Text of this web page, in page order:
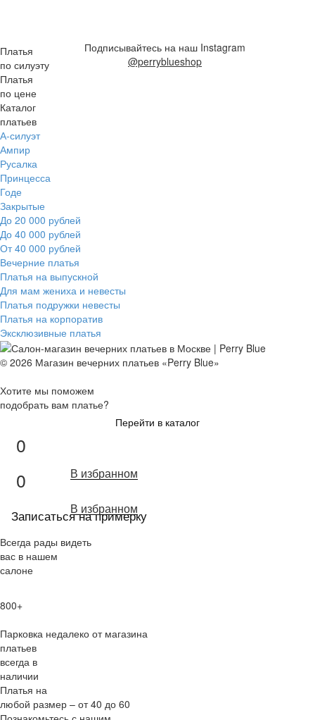
Подписывайтесь на наш Instagram
@perryblueshop
Платья
по силуэту
Платья
по цене
Каталог
платьев
А-силуэт
Ампир
Русалка
Принцесса
Годе
Закрытые
До 20 000 рублей
До 40 000 рублей
От 40 000 рублей
Вечерние платья
Платья на выпускной
Для мам жениха и невесты
Платья подружки невесты
Платья на корпоратив
Эксклюзивные платья
© 2026 Магазин вечерних платьев «Perry Blue»
Хотите мы поможем
подобрать вам платье?
Перейти в каталог
0
В избранном
0
В избранном
Записаться на примерку
Всегда рады видеть
вас в нашем
салоне
800+
Парковка недалеко от магазина
платьев
всегда в
наличии
Платья на
любой размер – от 40 до 60